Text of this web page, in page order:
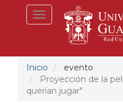
Toggle
navigation
Inicio
evento
Proyección de la
querían jugar"